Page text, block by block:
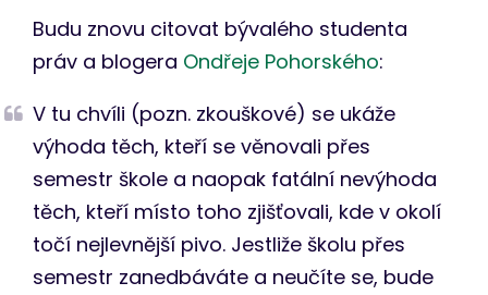
Budu znovu citovat bývalého studenta
práv a blogera Ondřeje Pohorského:
V tu chvíli (pozn. zkouškové) se ukáže
výhoda těch, kteří se věnovali přes
semestr škole a naopak fatální nevýhoda
těch, kteří místo toho zjišťovali, kde v okolí
točí nejlevnější pivo. Jestliže školu přes
semestr zanedbáváte a neučíte se, bude